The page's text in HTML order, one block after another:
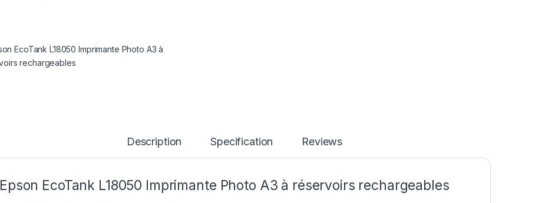
Description Specification Reviews
Epson EcoTank L18050 Imprimante Photo A3 à réservoirs rechargeables